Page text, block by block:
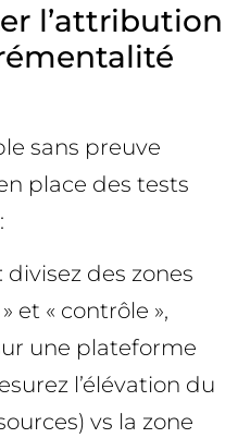
l’attribution
sans preuve
place des tests
divisez des zones
et « contrôle »,
une plateforme
l’élévation du
vs la zone